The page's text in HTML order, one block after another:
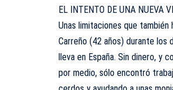
EL INTENTO DE UNA NUEVA
Unas limitaciones que también
Carreño (42 años) durante los
lleva en España. Sin dinero, y
por medio, sólo encontró